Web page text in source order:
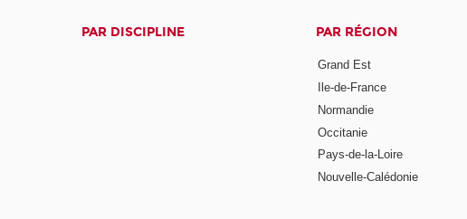
PAR DISCIPLINE PAR RÉGION
Grand Est
Ile-de-France
Normandie
Occitanie
Pays-de-la-Loire
Nouvelle-Calédonie